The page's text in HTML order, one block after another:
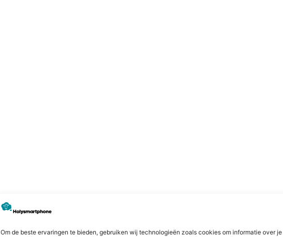
Om de beste ervaringen te bieden, gebruiken wij technologieën zoals cookies om informatie over